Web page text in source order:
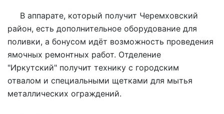
В аппарате, который получит Черемховский
район, есть дополнительное оборудование для
поливки, а бонусом идёт возможность проведения
ямочных ремонтных работ. Отделение
"Иркутский" получит технику с городским
отвалом и специальными щетками для мытья
металлических ограждений.